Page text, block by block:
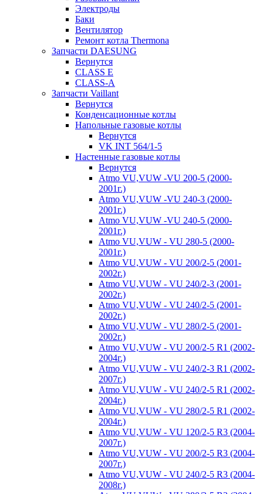
Электроды
Баки
Вентилятор
Ремонт котла Thermona
Запчасти DAESUNG
Вернутся
CLASS E
CLASS-A
Запчасти Vaillant
Вернутся
Конденсационные котлы
Напольные газовые котлы
Вернутся
VK INT 564/1-5
Настенные газовые котлы
Вернутся
Atmo VU,VUW -VU 200-5 (2000-
2001г.)
Atmo VU,VUW -VU 240-3 (2000-
2001г.)
Atmo VU,VUW -VU 240-5 (2000-
2001г.)
Atmo VU,VUW - VU 280-5 (2000-
2001г.)
Atmo VU,VUW - VU 200/2-5 (2001-
2002г.)
Atmo VU,VUW - VU 240/2-3 (2001-
2002г.)
Atmo VU,VUW - VU 240/2-5 (2001-
2002г.)
Atmo VU,VUW - VU 280/2-5 (2001-
2002г.)
Atmo VU,VUW - VU 200/2-5 R1 (2002-
2004г.)
Atmo VU,VUW - VU 240/2-3 R1 (2002-
2007г.)
Atmo VU,VUW - VU 240/2-5 R1 (2002-
2004г.)
Atmo VU,VUW - VU 280/2-5 R1 (2002-
2004г.)
Atmo VU,VUW - VU 120/2-5 R3 (2004-
2007г.)
Atmo VU,VUW - VU 200/2-5 R3 (2004-
2007г.)
Atmo VU,VUW - VU 240/2-5 R3 (2004-
2008г.)